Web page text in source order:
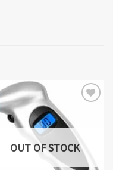
OUT OF STOCK